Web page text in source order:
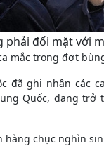
phải đối mặt với
mắc trong đợt
đã ghi nhận các
Quốc, đang
chục nghìn